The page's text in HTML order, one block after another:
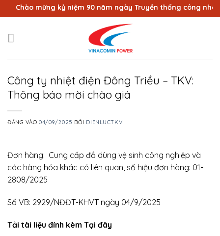
qua
dung
Chào mừng kỷ niệm 90 năm ngày Truyền thống công nhân
Công ty nhiệt điện Đông Triều – TKV:
Thông báo mời chào giá
ĐĂNG VÀO04/09/2025 BỞI DIENLUCTKV
Đơn hàng: Cung cấp đồ dùng vệ sinh công nghiệp và
các hàng hóa khác có liên quan, số hiệu đơn hàng: 01-
2808/2025
Số VB: 2929/NĐĐT-KHVT ngày 04/9/2025
Tải tài liệu đính kèm Tại đây